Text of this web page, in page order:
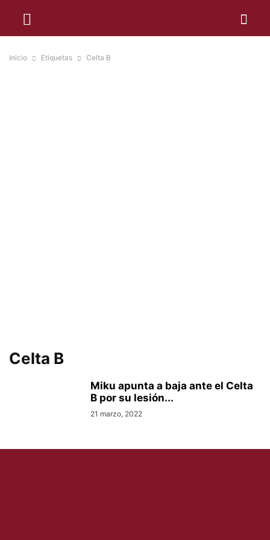
Inicio Etiquetas Celta B
Celta B
Miku apunta a baja ante el Celta
B por su lesión...
21 marzo, 2022